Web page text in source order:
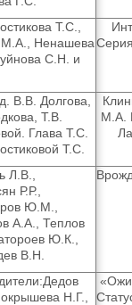
Т.С.,
М.А., Ненашева
С.Н. и
В.В. Долгова,
Т.В.
Глава Т.С.
Т.С.
М.А.
Л.В.,
Р.Р.,
Ю.М.,
А.А., Теплов
Ю.К.,
В.Н.
Н.Г.,